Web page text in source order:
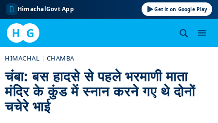
HimachalGovt App Get it on Google Play
H G
content
HIMACHAL | CHAMBA
चंबा: बस हादसे से पहले भरमाणी माता
मंदिर के कुंड में स्नान करने गए थे दोनों
चचेरे भाई